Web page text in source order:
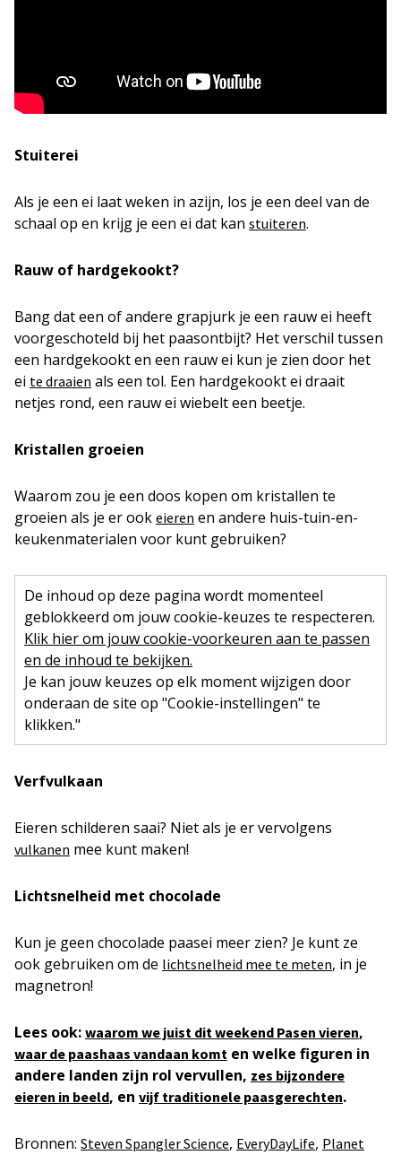
Stuiterei
Als je een ei laat weken in azijn, los je een deel van de
schaal op en krijg je een ei dat kan stuiteren.
Rauw of hardgekookt?
Bang dat een of andere grapjurk je een rauw ei heeft
voorgeschoteld bij het paasontbijt? Het verschil tussen
een hardgekookt en een rauw ei kun je zien door het
ei te draaien als een tol. Een hardgekookt ei draait
netjes rond, een rauw ei wiebelt een beetje.
Kristallen groeien
Waarom zou je een doos kopen om kristallen te
groeien als je er ook eieren en andere huis-tuin-en-
keukenmaterialen voor kunt gebruiken?
De inhoud op deze pagina wordt momenteel
geblokkeerd om jouw cookie-keuzes te respecteren.
Klik hier om jouw cookie-voorkeuren aan te passen
en de inhoud te bekijken.
Je kan jouw keuzes op elk moment wijzigen door
onderaan de site op "Cookie-instellingen" te
klikken."
Verfvulkaan
Eieren schilderen saai? Niet als je er vervolgens
vulkanen mee kunt maken!
Lichtsnelheid met chocolade
Kun je geen chocolade paasei meer zien? Je kunt ze
ook gebruiken om de lichtsnelheid mee te meten, in je
magnetron!
Lees ook: waarom we juist dit weekend Pasen vieren,
waar de paashaas vandaan komt en welke figuren in
andere landen zijn rol vervullen, zes bijzondere
eieren in beeld, en vijf traditionele paasgerechten.
Bronnen: Steven Spangler Science, EveryDayLife, Planet